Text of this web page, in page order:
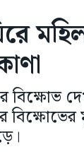
বিক্ষোভ